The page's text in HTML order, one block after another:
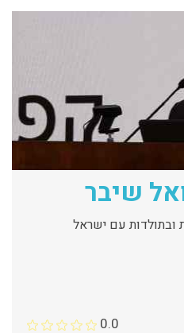
שיבר
ובתולדות עם ישראל
0.0